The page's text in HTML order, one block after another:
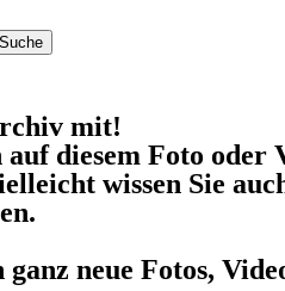
Suche
mit!
auf diesem Foto
wissen Sie
neue Fotos,